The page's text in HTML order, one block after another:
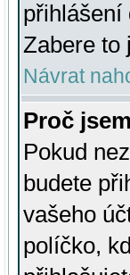
přihlášení
Zabere to
Návrat
Proč
Pokud
budete
vašeho
políčko,